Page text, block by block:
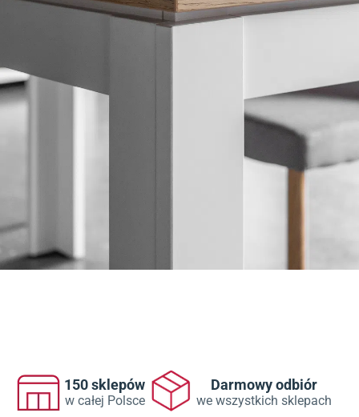
150 sklepów
w całej Polsce
Darmowy odbiór
we wszystkich sklepach